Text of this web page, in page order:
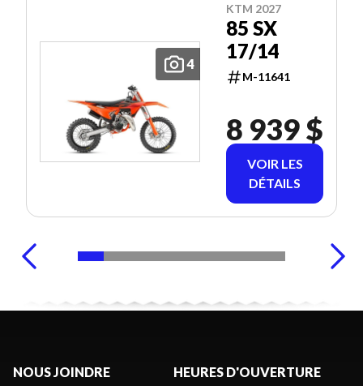
4
KTM 2027
85 SX
17/14
M-11641
8 939 $
VOIR LES
DÉTAILS
NOUS JOINDRE HEURES D'OUVERTURE